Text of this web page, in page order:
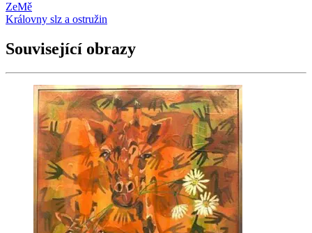
ZeMě
Královny slz a ostružin
Související obrazy